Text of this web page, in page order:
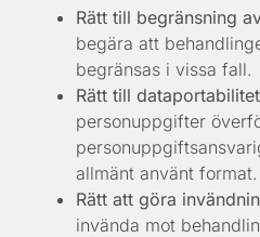
Rätt till begränsning
begära att
begränsas i vissa fall.
Rätt till dataportabilitet
personuppgifter
allmänt använt format.
Rätt att göra
invända mot